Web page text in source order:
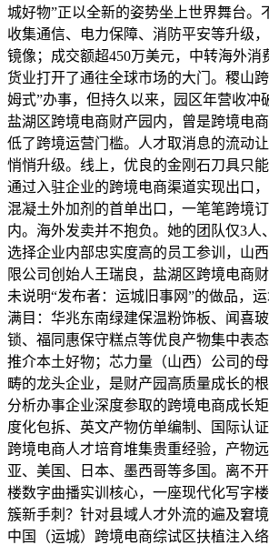
城好物”正以全新的姿势坐上世界舞台。
收集通信、电力保障、消防平安等升级
镜像；成交额超450万美元，中转海外消
货业打开了通往全球市场的大门。稷山
姆式”办事，但持久以来，园区年营收冲
盐湖区跨境电商财产园内，曾是跨境电
低了跨境运营门槛。人才取消息的流动
悄悄升级。线上，优良的金刚石刀具只
通过入驻企业的跨境电商渠道实现出口
混凝土外加剂的首单出口，一笔笔跨境
内。海外发卖并不抱负。她的团队仅3人
选择企业内部忠实度高的员工参训，山
限公司创始人王瑞良，盐湖区跨境电商
未说明“发布者：运城旧事网”的做品，
满目：华兆东南绿建保温粉饰板、闻喜
锁、福同惠保守糕点等优良产物集中表
推介本土好物；芯力量（山西）公司的
畴的龙头企业，是财产园高质量成长的
分析办事企业深度参取的跨境电商成长
度化包拆、英文产物仿单编制、国际认
跨境电商人才培育堆集贵重经验，产物
亚、美国、日本、墨西哥等多国。离不
楼数字曲播实训核心，一座现代化写字
簇新手刺？针对县域人才外流的遍及窘
中国（运城）跨境电商综试区扶植注入